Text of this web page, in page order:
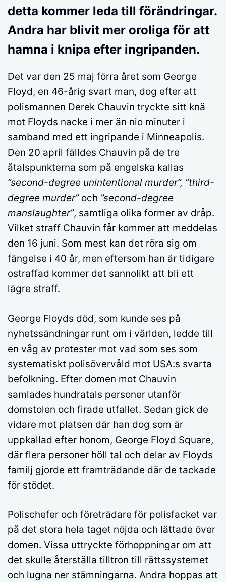
detta kommer leda till förändringar.
Andra har blivit mer oroliga för att
hamna i knipa efter ingripanden.
Det var den 25 maj förra året som George
Floyd, en 46-årig svart man, dog efter att
polismannen Derek Chauvin tryckte sitt knä
mot Floyds nacke i mer än nio minuter i
samband med ett ingripande i Minneapolis.
Den 20 april fälldes Chauvin på de tre
åtalspunkterna som på engelska kallas
”second-degree unintentional murder”, ”third-
degree murder”och ”second-degree
manslaughter”, samtliga olika former av dråp.
Vilket straff Chauvin får kommer att meddelas
den 16 juni. Som mest kan det röra sig om
fängelse i 40 år, men eftersom han är tidigare
ostraffad kommer det sannolikt att bli ett
lägre straff.
George Floyds död, som kunde ses på
nyhetssändningar runt om i världen, ledde till
en våg av protester mot vad som ses som
systematiskt polisövervåld mot USA:s svarta
befolkning. Efter domen mot Chauvin
samlades hundratals personer utanför
domstolen och firade utfallet. Sedan gick de
vidare mot platsen där han dog som är
uppkallad efter honom, George Floyd Square,
där flera personer höll tal och delar av Floyds
familj gjorde ett framträdande där de tackade
för stödet.
Polischefer och företrädare för polisfacket var
på det stora hela taget nöjda och lättade över
domen. Vissa uttryckte förhoppningar om att
det skulle återställa tilltron till rättssystemet
och lugna ner stämningarna. Andra hoppas att